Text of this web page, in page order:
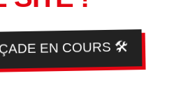
EN COURS 🛠️